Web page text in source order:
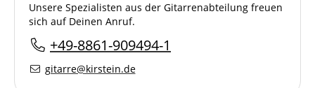
Unsere Spezialisten aus der Gitarrenabteilung freuen
sich auf Deinen Anruf.
+49-8861-909494-1
gitarre@kirstein.de